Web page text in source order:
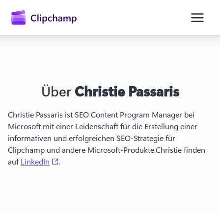
Anmelden
ÜberChristie Passaris
Christie Passaris ist SEO Content Program Manager bei
Microsoft mit einer Leidenschaft für die Erstellung einer
informativen und erfolgreichen SEO-Strategie für
Clipchamp und andere Microsoft-Produkte.Christie finden
auf LinkedIn .